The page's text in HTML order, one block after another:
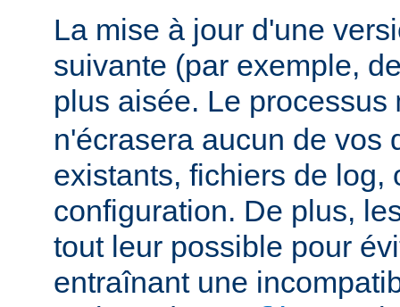
La mise à jour d'une
suivante (par exemple,
plus aisée. Le processus
n'écrasera aucun de vos
existants, fichiers de log,
configuration. De plus,
tout leur possible pour
entraînant une